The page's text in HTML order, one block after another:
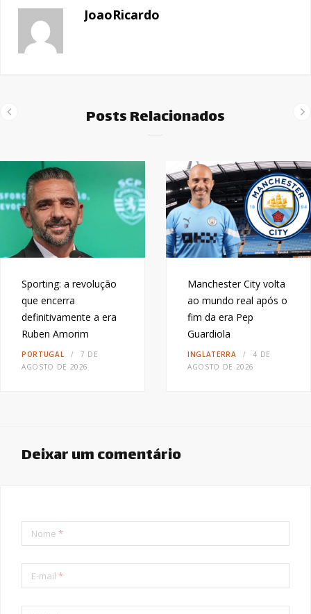
JoaoRicardo
Posts Relacionados
Sporting: a revolução
que encerra
definitivamente a era
Ruben Amorim
PORTUGAL
7 DE
AGOSTO DE 2026
Manchester City volta
ao mundo real após o
fim da era Pep
Guardiola
INGLATERRA
4 DE
AGOSTO DE 2026
Deixar um comentário
Nome *
E-mail *